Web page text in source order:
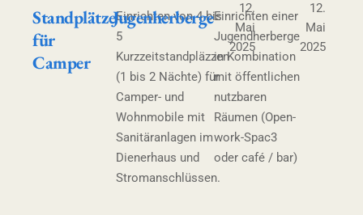
Standplätze
für
Camper
Einrichten von 4 bis
5
Kurzzeitstandpläzzen
(1 bis 2 Nächte) für
Camper- und
Wohnmobile mit
Sanitäranlagen im
Dienerhaus und
Stromanschlüssen.
12.
Mai
2025
JugenherbergeEinrichten einer
Jugendherberge
in Kombination
mit öffentlichen
nutzbaren
Räumen (Open-
work-Spac3
oder café / bar)
12.
Mai
2025